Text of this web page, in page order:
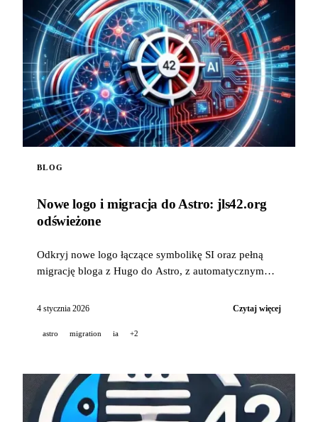
BLOG
Nowe logo i migracja do Astro: jls42.org
odświeżone
Odkryj nowe logo łączące symbolikę SI oraz pełną
migrację bloga z Hugo do Astro, z automatycznym
4 stycznia 2026 Czytaj więcej
astro migration ia +2